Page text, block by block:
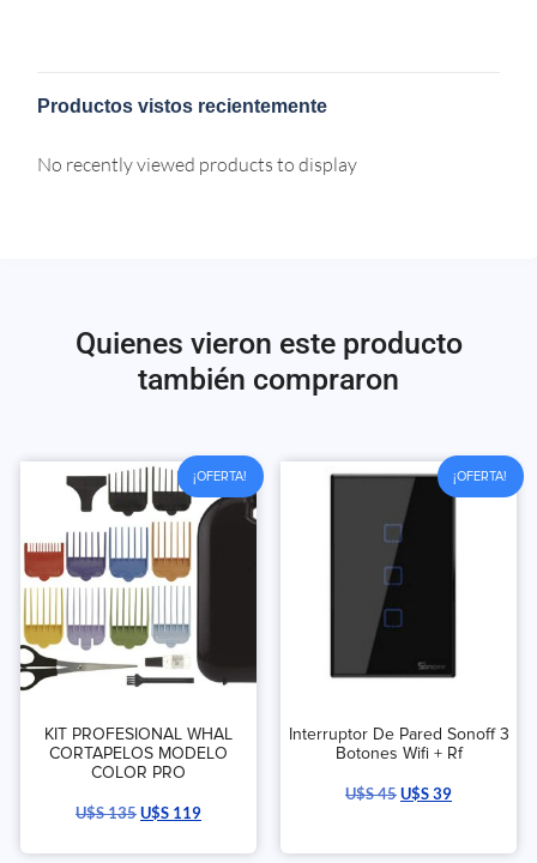
Productos vistos recientemente
No recently viewed products to display
Quienes vieron este producto
también compraron
¡OFERTA!
KIT PROFESIONAL WHAL
CORTAPELOS MODELO
COLOR PRO
U$S135U$S 119
¡OFERTA!
Interruptor De Pared Sonoff 3
Botones Wifi + Rf
U$S45U$S39